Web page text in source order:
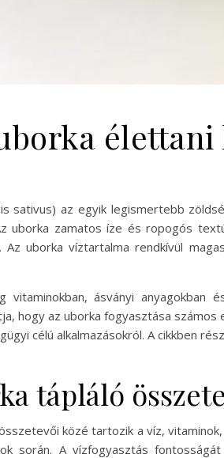
sativus) az egyik legismertebb
uborka zamatos íze és ropogós
Az uborka víztartalma rendkívül
vitaminokban, ásványi anyagokban
hogy az uborka fogyasztása
célú alkalmazásokról. A cikkben
tápláló
közé tartozik a víz,
során. A vízfogyasztás